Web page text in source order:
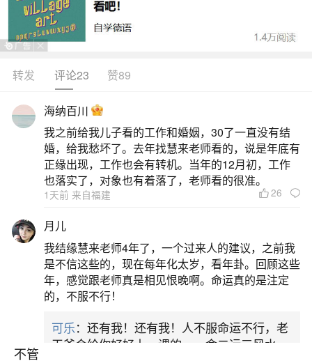
生活中像两个牛年生的人八字合吗？都是很常
见的问题，但是小问题不注意可能会引起大麻烦，
下面就这个问题给大家做一些解读：
一、女牛年男马时俩人八字合吗？
在八字中,两个人的格局都比较相近,例如:两人
都属于印旺;或运势同步;或两人同属于身弱或身强;
或两个人的金木水火土的五行都属于均衡类型,或偏
激类型等等,格局相近,他们往往对某件事情看法相
同,有着共同的爱好,说话很容易投缘,双方常常是想
法一致,因此结婚后,两个人才感觉很融洽幸福。5、
两个人的八字互补,婚姻才会融洽幸福。男女配婚中,
不管
转发 评论23 赞89
海纳百川
我之前给我儿子看的工作和婚姻，30了一直没有结
婚，给我愁坏了。去年找慧来老师看的，说是年底有
正缘出现，工作也会有转机。当年的12月初，工作
也落实了，对象也有着落了，老师看的很准。
1天前 来自福建 26
月儿
我结缘慧来老师4年了，一个过来人的建议，之前我
是不信这些的，现在每年化太岁，看年卦。回顾这些
年，感觉跟老师真是相见恨晚啊。命运真的是注定
的，不服不行！
可乐：还有我！还有我！人不服命运不行，老
天爷会给你好好上一课的。一命二运三风水，